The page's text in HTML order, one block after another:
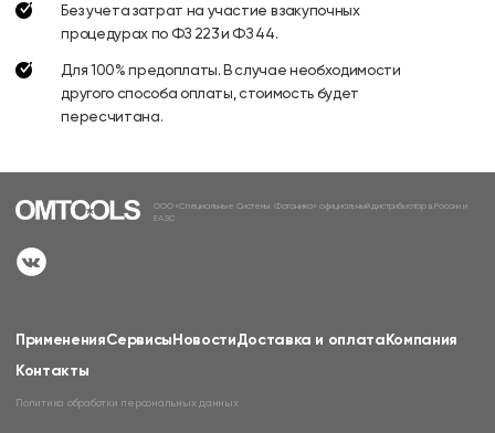
Без учета затрат на участие в закупочных
процедурах по ФЗ 223 и ФЗ 44.
Для 100% предоплаты. В случае необходимости
другого способа оплаты, стоимость будет
пересчитана.
ООО «Специальные Системы. Фотоника» официальный дистрибьютор в России и
ЕАЭС
ПримененияСервисыНовостиДоставка и оплатаКомпания
Контакты
Политика обработки персональных данных